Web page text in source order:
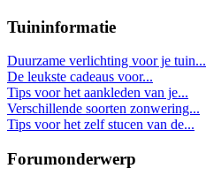
Tuininformatie
Duurzame verlichting voor je tuin...
De leukste cadeaus voor...
Tips voor het aankleden van je...
Verschillende soorten zonwering...
Tips voor het zelf stucen van de...
Forumonderwerp